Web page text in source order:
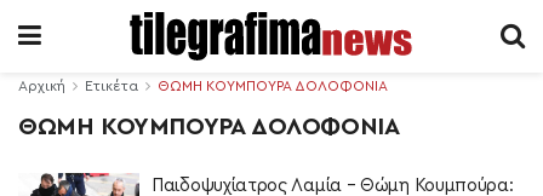
Αρχική Ετικέτα ΘΩΜΗ ΚΟΥΜΠΟΥΡΑ ΔΟΛΟΦΟΝΙΑ
ΘΩΜΗ ΚΟΥΜΠΟΥΡΑ ΔΟΛΟΦΟΝΙΑ
Παιδοψυχίατρος Λαμία – Θώμη Κουμπούρα: